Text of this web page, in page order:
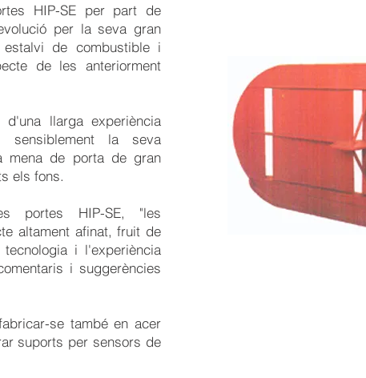
HIP-SE per part de
per la seva gran
de combustible i
de les anteriorment
llarga experiència
sensiblement la seva
mena de porta de gran
els fons.
portes HIP-SE, "les
altament afinat, fruit de
i l'experiència
i suggerències
se també en acer
suports per sensors de